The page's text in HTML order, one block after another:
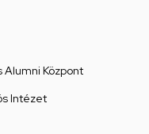
Központ
Intézet